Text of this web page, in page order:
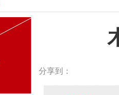
分享到：